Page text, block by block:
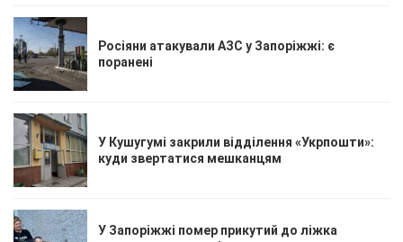
Росіяни атакували АЗС у Запоріжжі: є
поранені
У Кушугумі закрили відділення «Укрпошти»:
куди звертатися мешканцям
У Запоріжжі помер прикутий до ліжка